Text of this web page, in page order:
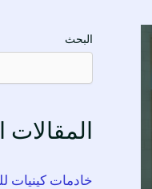
البحث
المقالات
خادمات كينيات